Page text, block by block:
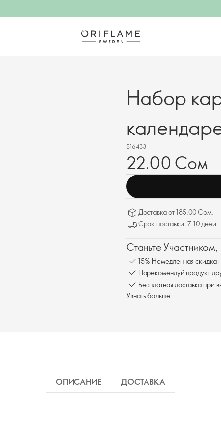
Набор
516433
22.00 Сом
Доставка от 185.00 Сом.
Срок поставки: 7-10 дней
Станьте
15% Немедленная скидка
Порекомендуй продукт
Узнать больше
ОПИСАНИЕ ДОСТАВКА